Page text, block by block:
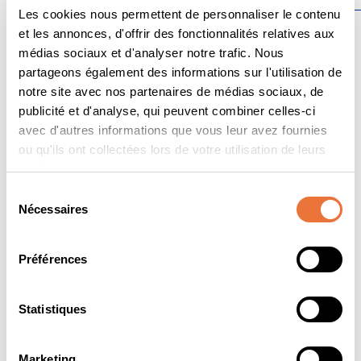
Les cookies nous permettent de personnaliser le contenu
et les annonces, d'offrir des fonctionnalités relatives aux
médias sociaux et d'analyser notre trafic. Nous
partageons également des informations sur l'utilisation de
notre site avec nos partenaires de médias sociaux, de
publicité et d'analyse, qui peuvent combiner celles-ci
avec d'autres informations que vous leur avez fournies
ou qu'ils ont collectées lors de votre utilisation de leurs
services.
Nécessaires
Préférences
Statistiques
1. Une flexibilité d’apprentissage totale
conçue pour les dirigeants
Menez de front votre carrière et vos ambitions
académiques. Le format 100 % en ligne vous permet
d’étudier à votre rythme, où que vous soyez dans le
mentorat individuel par un enseignant-chercheur
prestige
Propulsez votre reconnaissance sur le marché mondial. Ce